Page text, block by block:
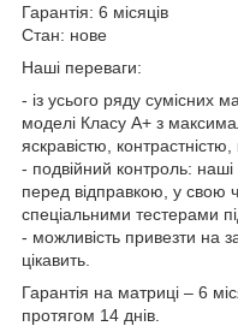
Гарантія: 6 місяців
Стан: нове
Наші переваги:
- із усього ряду сумісних
моделі Класу А+ з
яскравістю, контрастністю,
- подвійний контроль:
перед відправкою, у свою
спеціальними тестерами
- можливість привезти на
цікавить.
Гарантія на матриці – 6
протягом 14 днів.